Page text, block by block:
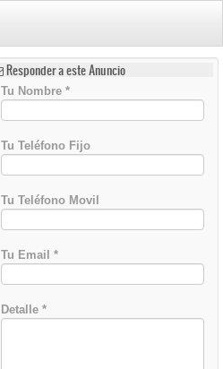
Responder a este Anuncio
Tu Nombre*
Tu Teléfono Fijo
Tu Teléfono Movil
Tu Email*
Detalle*